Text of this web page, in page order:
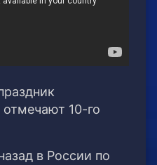
10-го
в России по